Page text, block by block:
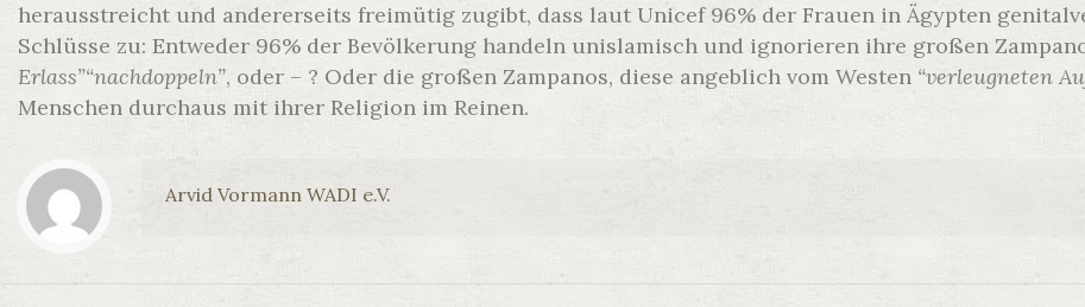
herausstreicht und andererseits freimütig zugibt, dass laut Unicef 96% der Frauen in Ägypten
Schlüsse zu: Entweder 96% der Bevölkerung handeln unislamisch und ignorieren ihre großen
Erlass”“nachdoppeln”, oder – ? Oder die großen Zampanos, diese angeblich vom Westen “verleugneten
Menschen durchaus mit ihrer Religion im Reinen.
Arvid Vormann WADI e.V.